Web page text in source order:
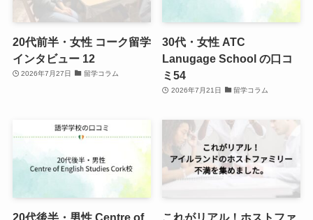
20代前半・女性 コーク留学
インタビュー 12
2026年7月27日 留学コラム
30代・女性 ATC
Lanugage School の口コ
ミ54
2026年7月21日 留学コラム
20代後半・男性 Centre of
これがリアル！ホストファ